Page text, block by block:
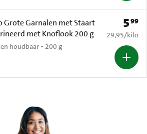
Grote Garnalen met Staart
met Knoflook 200 g
houdbaar • 200 g
Prijs:
599
€ 29,95 per
29,95/kilo